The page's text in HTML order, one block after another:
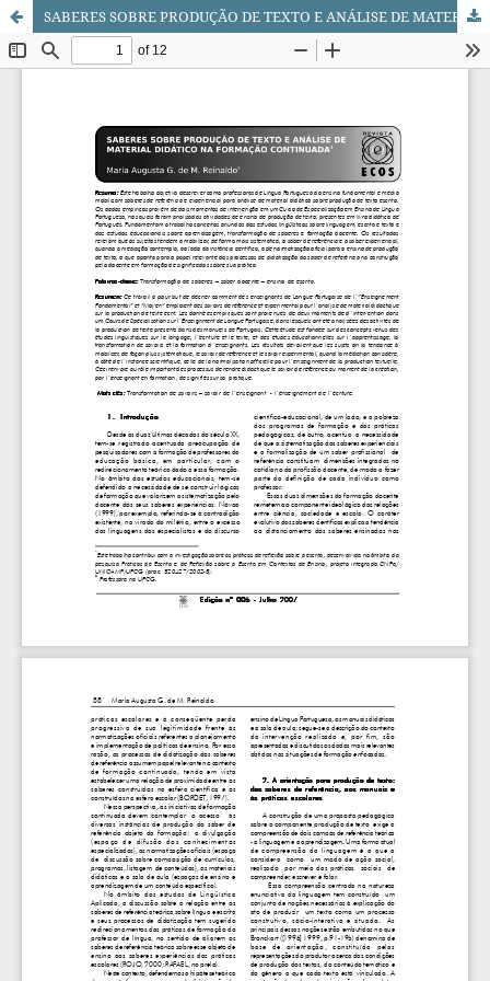
SABERES SOBRE PRODUÇÃO DE TEXTO E ANÁLISE DE MATERIAL DIDÁTICO NA FORMAÇÃO CONTINUADA